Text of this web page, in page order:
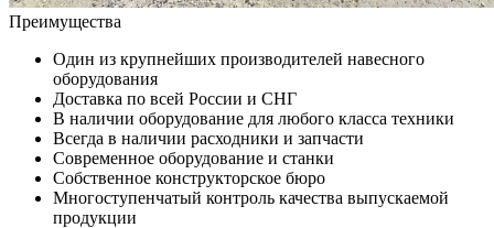
Преимущества
Один из крупнейших производителей навесного
оборудования
Доставка по всей России и СНГ
В наличии оборудование для любого класса техники
Всегда в наличии расходники и запчасти
Современное оборудование и станки
Собственное конструкторское бюро
Многоступенчатый контроль качества выпускаемой
продукции